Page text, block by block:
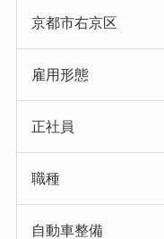
京都市右京区
雇用形態
正社員
職種
自動車整備